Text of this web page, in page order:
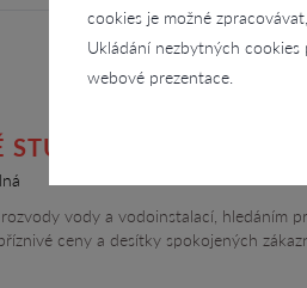
cookies je možné
Ukládání nezbytných
webové prezentace.
s.r.o.
vody a vodoinstalací, hledáním
ceny a desítky spokojených